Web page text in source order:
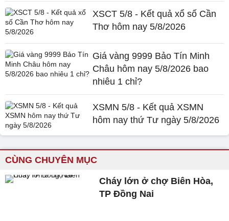
XSCT 5/8 - Kết quả xổ số Cần
Thơ hôm nay 5/8/2026
Giá vàng 9999 Bảo Tín Minh
Châu hôm nay 5/8/2026 bao
nhiêu 1 chỉ?
XSMN 5/8 - Kết quả XSMN
hôm nay thứ Tư ngày 5/8/2026
CÙNG CHUYÊN MỤC
Cháy lớn ở chợ Biên Hòa,
TP Đồng Nai